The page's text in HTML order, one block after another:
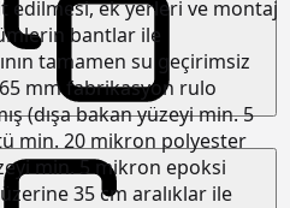
edilmesi, ek yerleri ve montaj
bantlar ile
tamamen su geçirimsiz
mm fabrikasyon rulo
(dışa bakan yüzeyi min. 5
min. 20 mikron polyester
min. 5 mikron epoksi
35 cm aralıklar ile